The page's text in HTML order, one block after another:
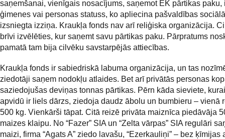
saņemšanai, vienīgais nosacījums, saņemot EK pārtikas paku,
ģimenes vai personas statuss, ko apliecina pašvaldības
izsniegta izziņa. Kraukļa fonds nav arī reliģiska organizācija.
brīvi izvēlēties, kur saņemt savu pārtikas paku. Pārpratums
pamatā tam bija cilvēku savstarpējās attiecības.
Kraukļa fonds ir sabiedriskā labuma organizācija, un tas
ziedotāji saņem nodokļu atlaides. Bet arī privātās personas
saziedojušas deviņas tonnas pārtikas. Pērn kāda sieviete,
apvidū ir liels dārzs, ziedoja daudz ābolu un bumbieru – vienā
500 kg. Vienkārši tāpat. Citā reizē privāta maiznīca piedāvāja
maizes klaipu. No “Fazer” SIA un “Zelta vārpas” SIA regulāri
maizi, firma “Agats A” ziedo lavašu, “Ezerkauliņi” – bez ķīmijas